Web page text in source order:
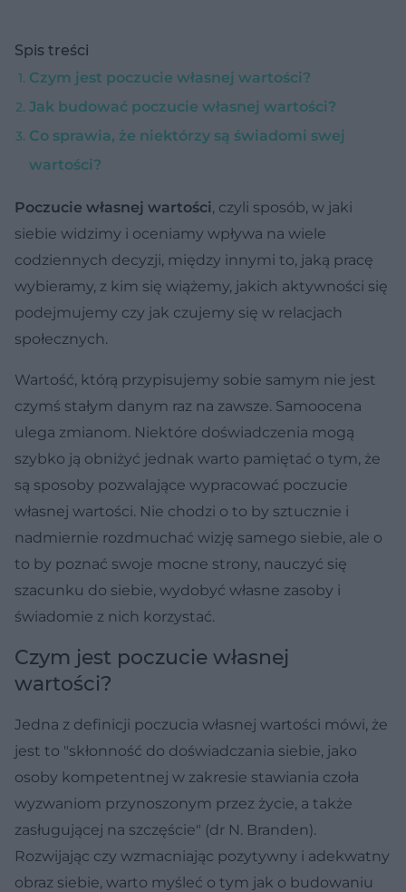
Spis treści
Czym jest poczucie własnej wartości?
Jak budować poczucie własnej wartości?
Co sprawia, że niektórzy są świadomi swej
wartości?
Poczucie własnej wartości, czyli sposób, w jaki
siebie widzimy i oceniamy wpływa na wiele
codziennych decyzji, między innymi to, jaką pracę
wybieramy, z kim się wiążemy, jakich aktywności się
podejmujemy czy jak czujemy się w relacjach
społecznych.
Wartość, którą przypisujemy sobie samym nie jest
czymś stałym danym raz na zawsze. Samoocena
ulega zmianom. Niektóre doświadczenia mogą
szybko ją obniżyć jednak warto pamiętać o tym, że
są sposoby pozwalające wypracować poczucie
własnej wartości. Nie chodzi o to by sztucznie i
nadmiernie rozdmuchać wizję samego siebie, ale o
to by poznać swoje mocne strony, nauczyć się
szacunku do siebie, wydobyć własne zasoby i
świadomie z nich korzystać.
Czym jest poczucie własnej
wartości?
Jedna z definicji poczucia własnej wartości mówi, że
jest to "skłonność do doświadczania siebie, jako
osoby kompetentnej w zakresie stawiania czoła
wyzwaniom przynoszonym przez życie, a także
zasługującej na szczęście" (dr N. Branden).
Rozwijając czy wzmacniając pozytywny i adekwatny
obraz siebie, warto myśleć o tym jak o budowaniu